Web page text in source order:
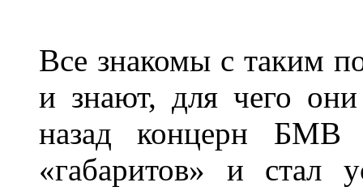
Все знакомы с таким
и знают, для чего
назад концерн БМВ
«габаритов» и стал